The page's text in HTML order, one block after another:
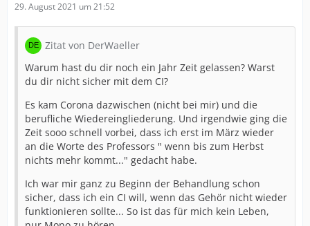
29. August 2021 um 21:52
Zitat von DerWaeller
Warum hast du dir noch ein Jahr Zeit gelassen? Warst
du dir nicht sicher mit dem CI?
Es kam Corona dazwischen (nicht bei mir) und die
berufliche Wiedereingliederung. Und irgendwie ging die
Zeit sooo schnell vorbei, dass ich erst im März wieder
an die Worte des Professors " wenn bis zum Herbst
nichts mehr kommt..." gedacht habe.
Ich war mir ganz zu Beginn der Behandlung schon
sicher, dass ich ein CI will, wenn das Gehör nicht wieder
funktionieren sollte... So ist das für mich kein Leben,